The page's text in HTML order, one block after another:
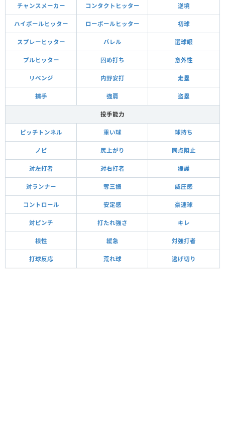
チャンスメーカー コンタクトヒッター 逆境
ハイボールヒッター ローボールヒッター 初球
スプレーヒッター バレル 選球眼
プルヒッター 固め打ち 意外性
リベンジ 内野安打 走塁
捕手 強肩 盗塁
投手能力
ピッチトンネル 重い球 球持ち
ノビ 尻上がり 同点阻止
対左打者 対右打者 援護
対ランナー 奪三振 威圧感
コントロール 安定感 豪速球
対ピンチ 打たれ強さ キレ
根性 緩急 対強打者
打球反応 荒れ球 逃げ切り